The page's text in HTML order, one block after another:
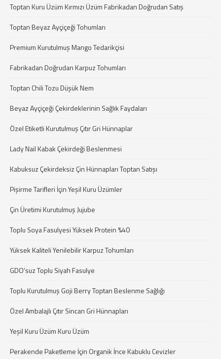
Toptan Kuru Üzüm Kırmızı Üzüm Fabrikadan Doğrudan Satış
Toptan Beyaz Ayçiçeği Tohumları
Premium Kurutulmuş Mango Tedarikçisi
Fabrikadan Doğrudan Karpuz Tohumları
Toptan Chili Tozu Düşük Nem
Beyaz Ayçiçeği Çekirdeklerinin Sağlık Faydaları
Özel Etiketli Kurutulmuş Çıtır Gri Hünnaplar
Lady Nail Kabak Çekirdeği Beslenmesi
Kabuksuz Çekirdeksiz Çin Hünnapları Toptan Satışı
Pişirme Tarifleri İçin Yeşil Kuru Üzümler
Çin Üretimi Kurutulmuş Jujube
Toplu Soya Fasulyesi Yüksek Protein %40
Yüksek Kaliteli Yenilebilir Karpuz Tohumları
GDO'suz Toplu Siyah Fasulye
Toplu Kurutulmuş Goji Berry Toptan Beslenme Sağlığı
Özel Ambalajlı Çıtır Sincan Gri Hünnapları
Yeşil Kuru Üzüm Kuru Üzüm
Perakende Paketleme İçin Organik İnce Kabuklu Cevizler